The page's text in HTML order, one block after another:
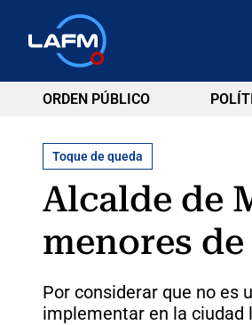
ORDEN PÚBLICO
Toque de queda
Alcalde de
menores
Por considerar que no es
implementar en la ciudad